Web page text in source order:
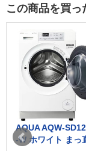
この商品を買
R
直ぐ
SHARP
ホワイト